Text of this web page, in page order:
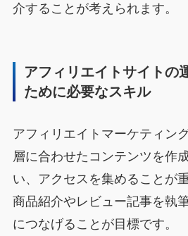
介することが考えられます。
アフィリエイトサイトの
ために必要なスキル
アフィリエイトマーケティン
層に合わせたコンテンツを作
い、アクセスを集めることが
商品紹介やレビュー記事を執
につなげることが目標です。